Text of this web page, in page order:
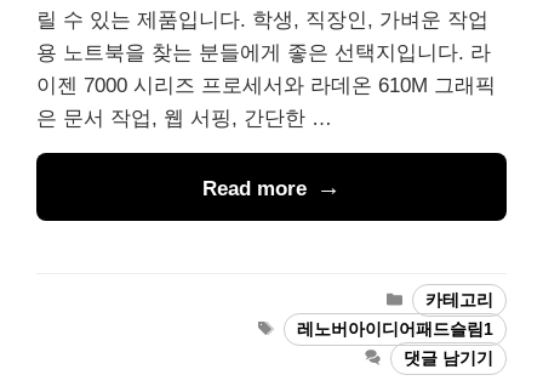
릴 수 있는 제품입니다. 학생, 직장인, 가벼운 작업
용 노트북을 찾는 분들에게 좋은 선택지입니다. 라
이젠 7000 시리즈 프로세서와 라데온 610M 그래픽
은 문서 작업, 웹 서핑, 간단한 …
Read more
카
테
고
리
카테고리
태
그
레노버아이디어패드슬림1
댓글 남기기